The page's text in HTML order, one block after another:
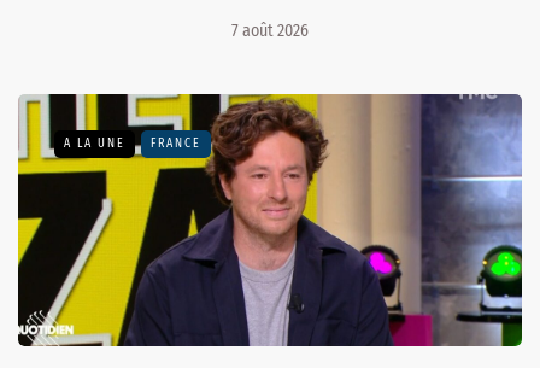
7 août 2026
A LA UNE FRANCE